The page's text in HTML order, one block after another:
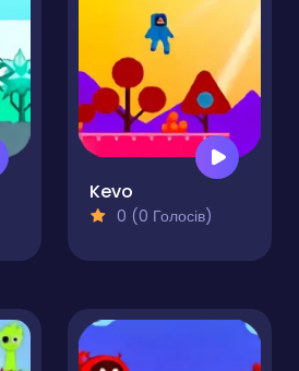
Kevo
0 (0 Голосів)